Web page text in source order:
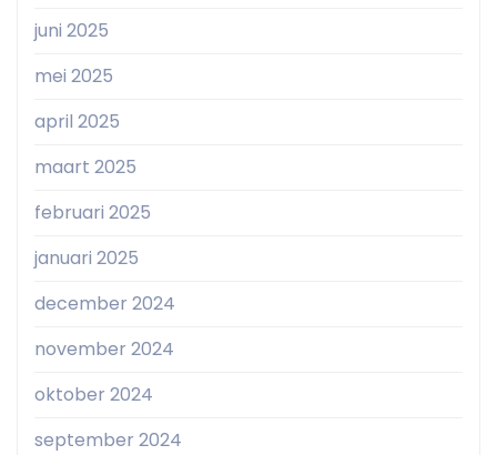
juni 2025
mei 2025
april 2025
maart 2025
februari 2025
januari 2025
december 2024
november 2024
oktober 2024
september 2024